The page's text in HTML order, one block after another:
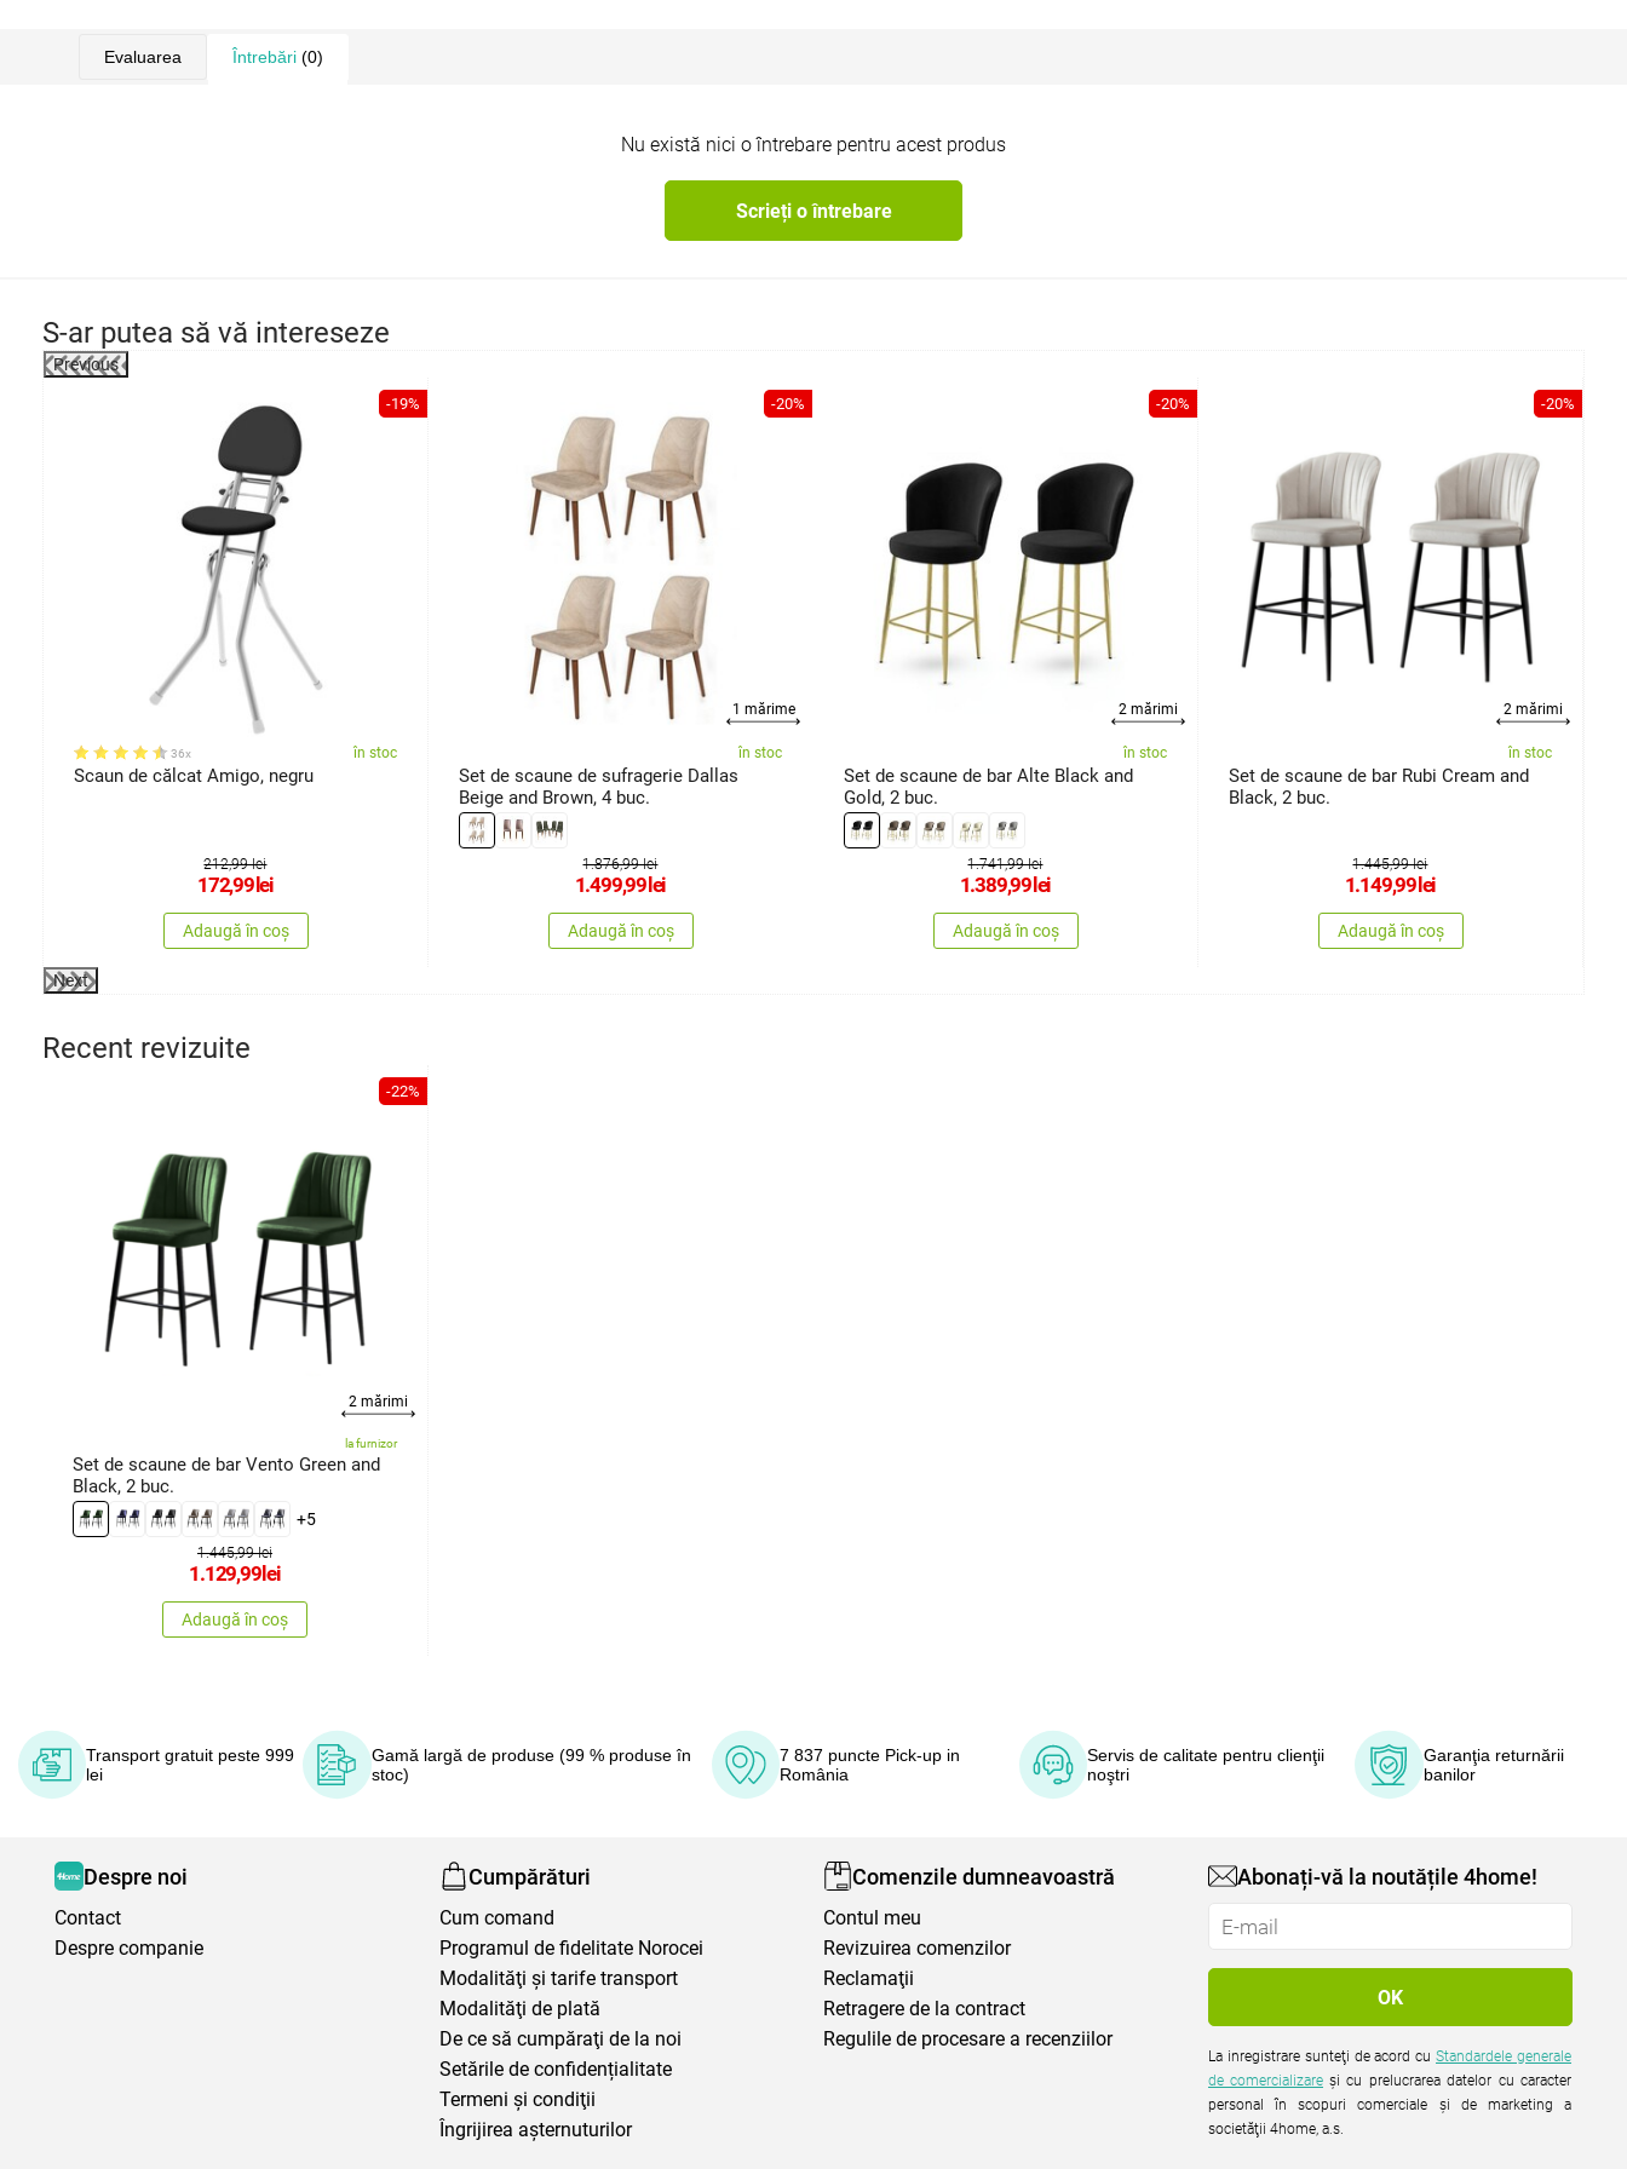
Evaluarea Întrebări (0)
Nu există nici o întrebare pentru acest produs
Scrieți o întrebare
S-ar putea să vă intereseze
Previous
-19%
36x în stoc
Scaun de călcat Amigo, negru
212,99 lei
172,99lei
Adaugă în coș
-20%
1 mărime
în stoc
Set de scaune de sufragerie Dallas
Beige and Brown, 4 buc.
1.876,99 lei
1.499,99lei
Adaugă în coș
-20%
2 mărimi
în stoc
Set de scaune de bar Alte Black and
Gold, 2 buc.
1.741,99 lei
1.389,99lei
Adaugă în coș
-20%
2 mărimi
în stoc
Set de scaune de bar Rubi Cream and
Black, 2 buc.
1.445,99 lei
1.149,99lei
Adaugă în coș
Next
Recent revizuite
-22%
2 mărimi
la furnizor
Set de scaune de bar Vento Green and
Black, 2 buc.
+5
1.445,99 lei
1.129,99lei
Adaugă în coș
Transport gratuit peste 999
lei
Gamă largă de produse (99 % produse în
stoc)
7 837 puncte Pick-up in
România
Servis de calitate pentru clienţii
noştri
Garanţia returnării
banilor
Despre noi
Contact
Despre companie
Cumpărături
Cum comand
Programul de fidelitate Norocei
Modalităţi şi tarife transport
Modalităţi de plată
De ce să cumpăraţi de la noi
Setările de confidențialitate
Termeni şi condiţii
Îngrijirea așternuturilor
Comenzile dumneavoastră
Contul meu
Revizuirea comenzilor
Reclamaţii
Retragere de la contract
Regulile de procesare a recenziilor
Abonați-vă la noutățile 4home!
La inregistrare sunteţi de acord cuStandardele generale
de comercializare şi cu prelucrarea datelor cu caracter
personal în scopuri comerciale şi de marketing a
societăţii 4home, a.s.